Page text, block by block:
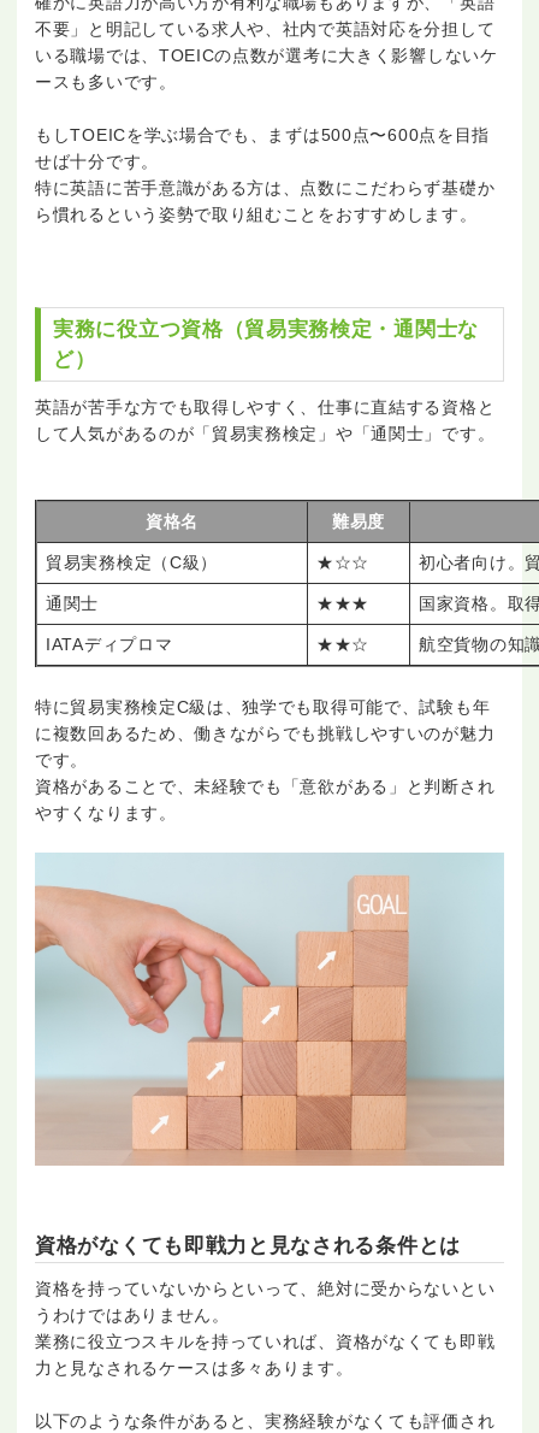
不要」と明記している求人や、社内で英語対応を分担して
いる職場では、TOEICの点数が選考に大きく影響しないケ
ースも多いです。
もしTOEICを学ぶ場合でも、まずは500点〜600点を目指
せば十分です。
特に英語に苦手意識がある方は、点数にこだわらず基礎か
ら慣れるという姿勢で取り組むことをおすすめします。
実務に役立つ資格（貿易実務検定・通関士な
ど）
英語が苦手な方でも取得しやすく、仕事に直結する資格と
して人気があるのが「貿易実務検定」や「通関士」です。
資格名 難易度
貿易実務検定（C級） ★☆☆ 初心者向け。
通関士 ★★★ 国家資格。取
IATAディプロマ ★★☆ 航空貨物の知
特に貿易実務検定C級は、独学でも取得可能で、試験も年
に複数回あるため、働きながらでも挑戦しやすいのが魅力
です。
資格があることで、未経験でも「意欲がある」と判断され
やすくなります。
資格がなくても即戦力と見なされる条件とは
資格を持っていないからといって、絶対に受からないとい
うわけではありません。
業務に役立つスキルを持っていれば、資格がなくても即戦
力と見なされるケースは多々あります。
以下のような条件があると、実務経験がなくても評価され